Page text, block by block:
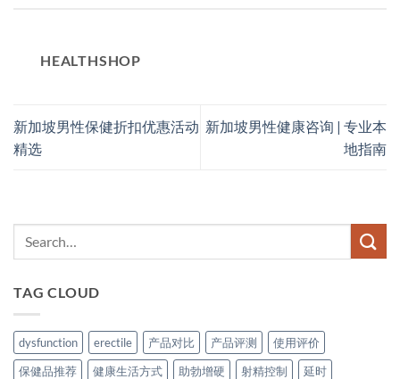
HEALTHSHOP
新加坡男性保健折扣优惠活动
精选
新加坡男性健康咨询 | 专业本
地指南
TAG CLOUD
dysfunction erectile 产品对比 产品评测
使用评价
保健品推荐
健康生活方式 助勃增硬 射精控制
延时